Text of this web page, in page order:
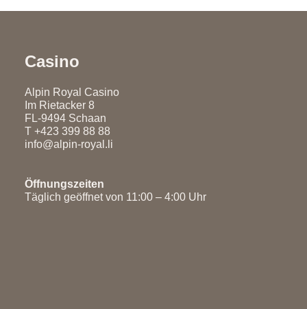
Casino
Alpin Royal Casino
Im Rietacker 8
FL-9494 Schaan
T +423 399 88 88
info@alpin-royal.li
Öffnungszeiten
Täglich geöffnet von 11:00 – 4:00 Uhr